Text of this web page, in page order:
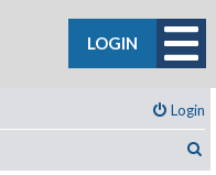
LOGIN
Login